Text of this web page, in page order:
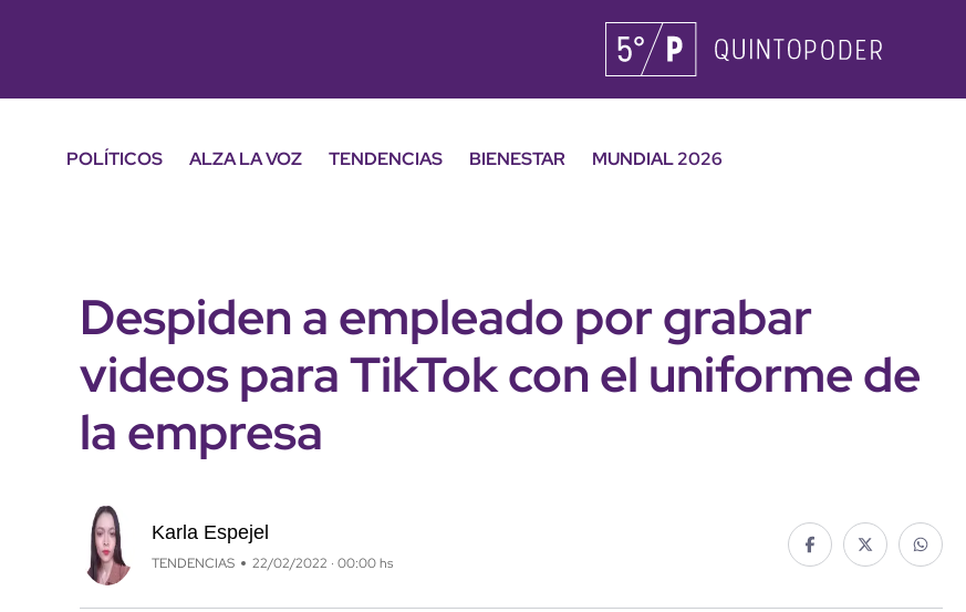
POLÍTICOS ALZA LA VOZ TENDENCIAS BIENESTAR
MUNDIAL 2026
Despiden a empleado por grabar
videos para TikTok con el uniforme de
la empresa
Karla Espejel
TENDENCIAS 22/02/2022 · 00:00 hs